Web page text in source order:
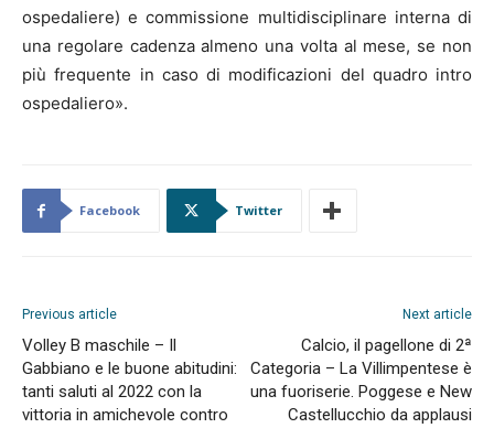
ospedaliere) e commissione multidisciplinare interna di
una regolare cadenza almeno una volta al mese, se non
più frequente in caso di modificazioni del quadro intro
ospedaliero».
Facebook Twitter
Previous article
Volley B maschile – Il
Gabbiano e le buone abitudini:
tanti saluti al 2022 con la
vittoria in amichevole contro
Next article
Calcio, il pagellone di 2ª
Categoria – La Villimpentese è
una fuoriserie. Poggese e New
Castellucchio da applausi